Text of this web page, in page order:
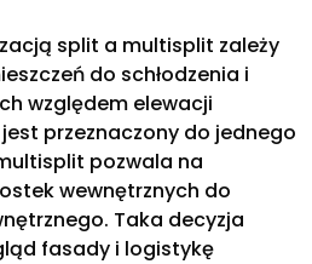
split a multisplit zależy
do schłodzenia i
względem elewacji
przeznaczony do jednego
pozwala na
wewnętrznych do
Taka decyzja
fasady i logistykę